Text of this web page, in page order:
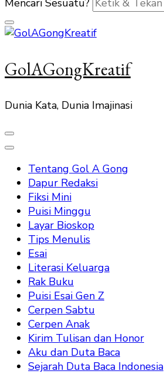
Mencari Sesuatu?
GolAGongKreatif
Dunia Kata, Dunia Imajinasi
Tentang Gol A Gong
Dapur Redaksi
Fiksi Mini
Puisi Minggu
Layar Bioskop
Tips Menulis
Esai
Literasi Keluarga
Rak Buku
Puisi Esai Gen Z
Cerpen Sabtu
Cerpen Anak
Kirim Tulisan dan Honor
Aku dan Duta Baca
Sejarah Duta Baca Indonesia